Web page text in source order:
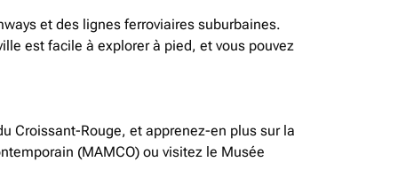
et des lignes ferroviaires suburbaines.
est facile à explorer à pied, et vous pouvez
Croissant-Rouge, et apprenez-en plus sur la
(MAMCO) ou visitez le Musée